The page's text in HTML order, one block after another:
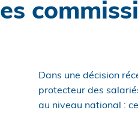
Dans une décision
protecteur des
au niveau national :